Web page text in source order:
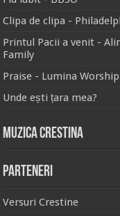
Clipa de clipa -
Printul Pacii a venit -
Family
Praise - Lumina Worship
Unde ești țara mea?
Muzica Crestina
Parteneri
Versuri Crestine